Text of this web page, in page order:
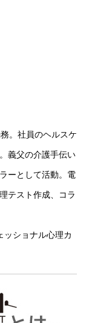
。社員のヘルスケ
義父の介護手伝い
ーとして活動。電
テスト作成、コラ
ッショナル心理カ